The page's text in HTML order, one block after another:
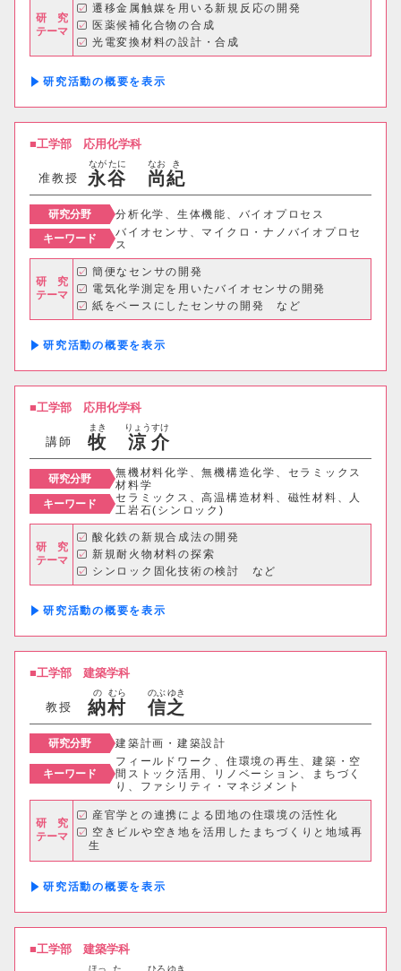
研 究
テーマ
遷移金属触媒を用いる新規反応の開発
医薬候補化合物の合成
光電変換材料の設計・合成
研究活動の概要
工学部 応用化学科
准教授 永
なが
谷
たに
尚
なお
紀
き
研究分野
分析化学、生体機能、バイオプロセス
キーワード
バイオセンサ、マイクロ・ナノバイオプロセ
ス
研 究
テーマ
簡便なセンサの開発
電気化学測定を用いたバイオセンサの開発
紙をベースにしたセンサの開発 など
研究活動の概要
工学部 応用化学科
講師 牧
まき
涼
りょう
介
すけ
研究分野
無機材料化学、無機構造化学、セラミックス
材料学
キーワード
セラミックス、高温構造材料、磁性材料、人
工岩石(シンロック)
研 究
テーマ
酸化鉄の新規合成法の開発
新規耐火物材料の探索
シンロック固化技術の検討 など
研究活動の概要
工学部 建築学科
教授 納
の
村
むら
信
のぶ
之
ゆき
研究分野 建築計画・建築設計
キーワード
フィールドワーク、住環境の再生、建築・空
間ストック活用、リノベーション、まちづく
り、ファシリティ・マネジメント
研 究
テーマ
産官学との連携による団地の住環境の活性化
空きビルや空き地を活用したまちづくりと地域再
生
研究活動の概要
工学部 建築学科
ほっ た ひろ ゆき